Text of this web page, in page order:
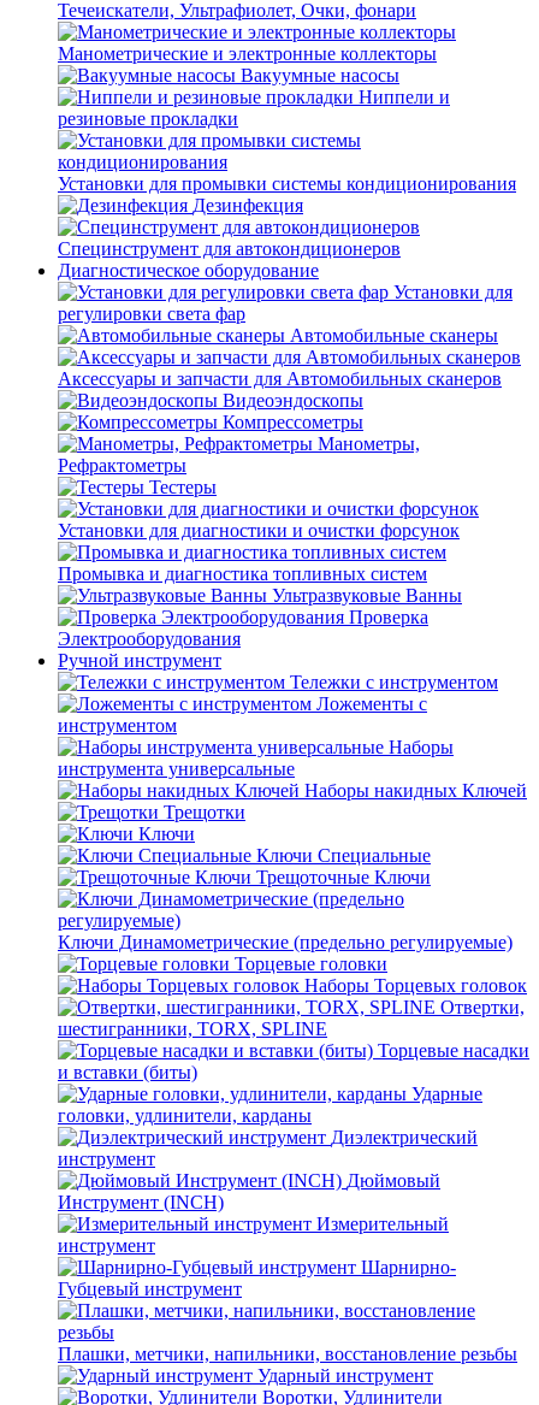
Течеискатели, Ультрафиолет, Очки, фонари
Манометрические и электронные коллекторы
Вакуумные насосы
Ниппели и
резиновые прокладки
Установки для промывки системы кондиционирования
Дезинфекция
Специнструмент для автокондиционеров
Диагностическое оборудование
Установки для
регулировки света фар
Автомобильные сканеры
Аксессуары и запчасти для Автомобильных сканеров
Видеоэндоскопы
Компрессометры
Манометры,
Рефрактометры
Тестеры
Установки для диагностики и очистки форсунок
Промывка и диагностика топливных систем
Ультразвуковые Ванны
Проверка
Электрооборудования
Ручной инструмент
Тележки с инструментом
Ложементы с
инструментом
Наборы
инструмента универсальные
Наборы накидных Ключей
Трещотки
Ключи
Ключи Специальные
Трещоточные Ключи
Ключи Динамометрические (предельно регулируемые)
Торцевые головки
Наборы Торцевых головок
Отвертки,
шестигранники, TORX, SPLINE
Торцевые насадки
и вставки (биты)
Ударные
головки, удлинители, карданы
Диэлектрический
инструмент
Дюймовый
Инструмент (INCH)
Измерительный
инструмент
Шарнирно-
Губцевый инструмент
Плашки, метчики, напильники, восстановление резьбы
Ударный инструмент
Воротки, Удлинители